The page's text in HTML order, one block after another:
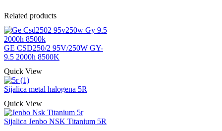
Related products
GE CSD250/2 95V/250W GY-
9.5 2000h 8500K
Quick View
Sijalica metal halogena 5R
Quick View
Sijalica Jenbo NSK Titanium 5R